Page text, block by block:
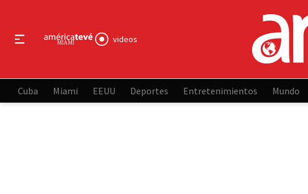
videos
Cuba Miami EEUU Deportes Entretenimientos Mundo